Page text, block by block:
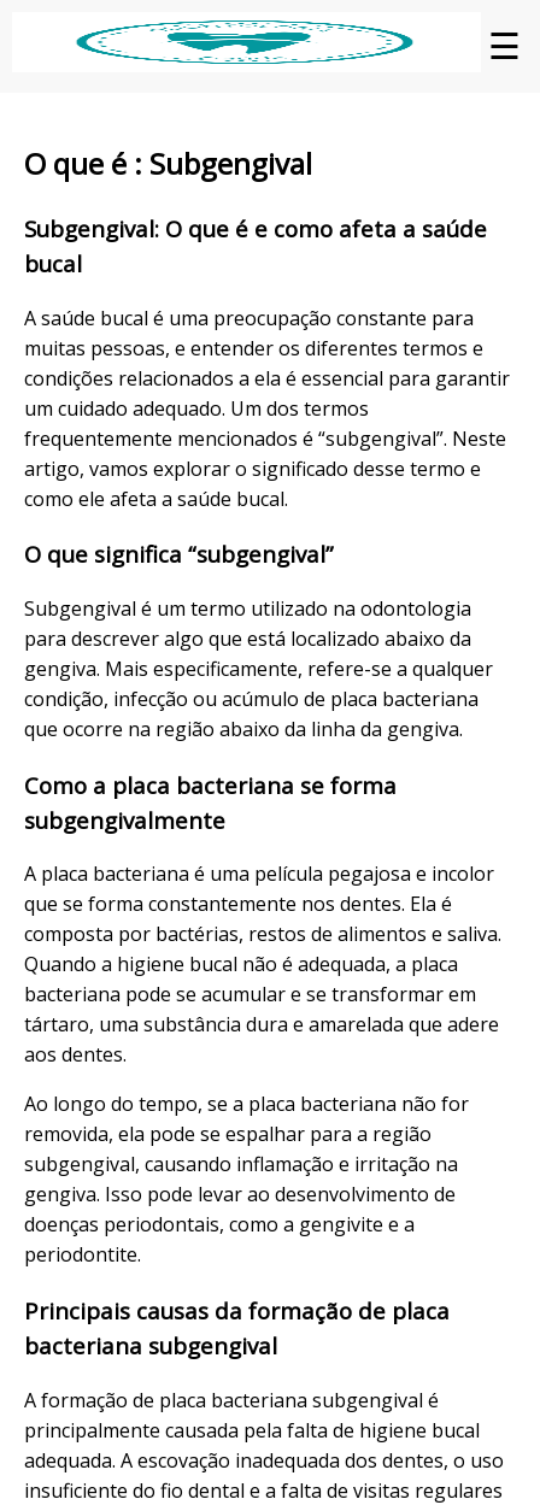
☰
O que é : Subgengival
Subgengival: O que é e como afeta a saúde
bucal
A saúde bucal é uma preocupação constante para
muitas pessoas, e entender os diferentes termos e
condições relacionados a ela é essencial para garantir
um cuidado adequado. Um dos termos
frequentemente mencionados é “subgengival”. Neste
artigo, vamos explorar o significado desse termo e
como ele afeta a saúde bucal.
O que significa “subgengival”
Subgengival é um termo utilizado na odontologia
para descrever algo que está localizado abaixo da
gengiva. Mais especificamente, refere-se a qualquer
condição, infecção ou acúmulo de placa bacteriana
que ocorre na região abaixo da linha da gengiva.
Como a placa bacteriana se forma
subgengivalmente
A placa bacteriana é uma película pegajosa e incolor
que se forma constantemente nos dentes. Ela é
composta por bactérias, restos de alimentos e saliva.
Quando a higiene bucal não é adequada, a placa
bacteriana pode se acumular e se transformar em
tártaro, uma substância dura e amarelada que adere
aos dentes.
Ao longo do tempo, se a placa bacteriana não for
removida, ela pode se espalhar para a região
subgengival, causando inflamação e irritação na
gengiva. Isso pode levar ao desenvolvimento de
doenças periodontais, como a gengivite e a
periodontite.
Principais causas da formação de placa
bacteriana subgengival
A formação de placa bacteriana subgengival é
principalmente causada pela falta de higiene bucal
adequada. A escovação inadequada dos dentes, o uso
insuficiente do fio dental e a falta de visitas regulares